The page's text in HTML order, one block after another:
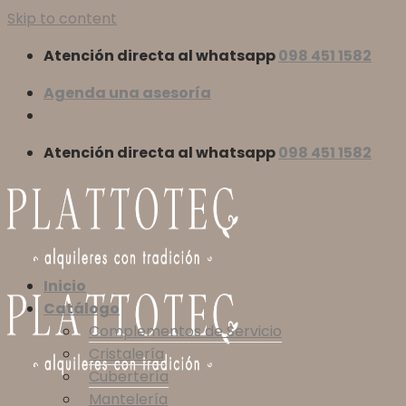
Skip to content
Atención directa al whatsapp098 451 1582
Agenda una asesoría
Atención directa al whatsapp098 451 1582
Inicio
Catálogo
Complementos de Servicio
Cristalería
Cubertería
Mantelería